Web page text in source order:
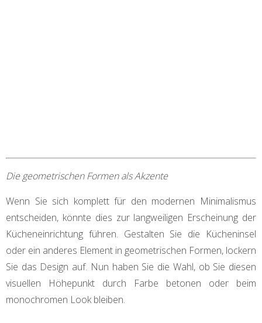
Die geometrischen Formen als Akzente
Wenn Sie sich komplett für den modernen Minimalismus
entscheiden, könnte dies zur langweiligen Erscheinung der
Kücheneinrichtung führen. Gestalten Sie die Kücheninsel
oder ein anderes Element in geometrischen Formen, lockern
Sie das Design auf. Nun haben Sie die Wahl, ob Sie diesen
visuellen Höhepunkt durch Farbe betonen oder beim
monochromen Look bleiben.